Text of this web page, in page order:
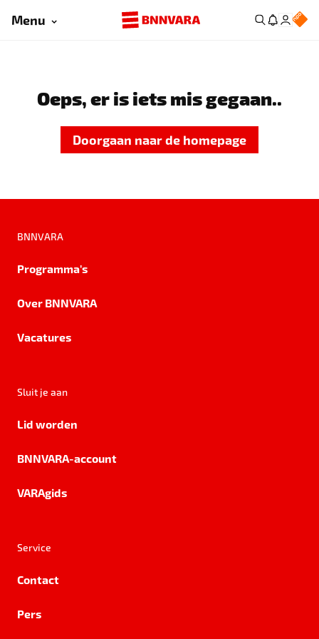
Menu
Oeps, er is iets mis gegaan..
Doorgaan naar de homepage
BNNVARA
Programma's
Over BNNVARA
Vacatures
Sluit je aan
Lid worden
BNNVARA-account
VARAgids
Service
Contact
Pers